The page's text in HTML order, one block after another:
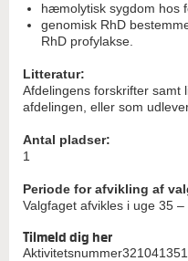
hæmolytisk sygdom hos
genomisk RhD
RhD profylakse.
Litteratur:
Afdelingens forskrifter samt
afdelingen, eller som
Antal pladser:
1
Periode for afvikling af
Valgfaget afvikles i uge 35 –
Tilmeld dig her
Aktivitetsnummer